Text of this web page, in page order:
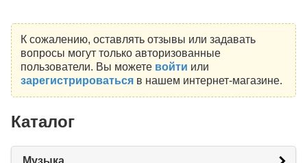
К сожалению, оставлять отзывы или задавать
вопросы могут только авторизованные
пользователи. Вы можете войти или
зарегистрироватьсяв нашем интернет-магазине.
Каталог
Музыка